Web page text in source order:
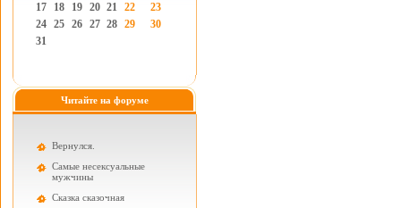
17
18 19 20 21 22
23
24 25 26 27 28 29
30
31
Читайте на форуме
Вернулся.
Самые несексуальные
мужчины
Cказка сказочная